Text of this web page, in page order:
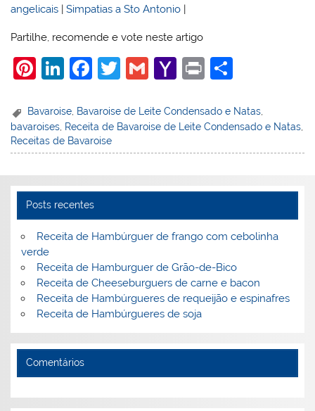
angelicais |Simpatias a Sto Antonio
Partilhe, recomende e vote neste artigo
Pi
er
e
st
Li
k
e
dI
F
c
e
b
o
k
T
itt
er
G
ai
l
Y
h
o
o
l
Pr
t
ar
e
Bavaroise Bavaroise de Leite Condensado e Natas
bavaroises Receita de Bavaroise de Leite Condensado e Natas
Receitas de Bavaroise
Posts recentes
Receita de Hambúrguer de frango com cebolinha
verde
Receita de Hamburguer de Grão-de-Bico
Receita de Cheeseburguers de carne e bacon
Receita de Hambúrgueres de requeijão e espinafres
Receita de Hambúrgueres de soja
Comentários